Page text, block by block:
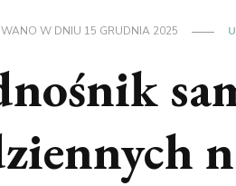
W DNIU 15 GRUDNIA 2025